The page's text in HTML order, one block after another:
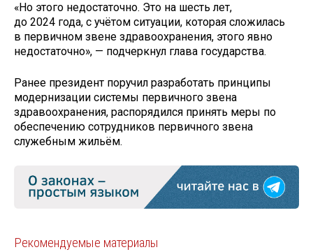
«Но этого недостаточно. Это на шесть лет,
до 2024 года, с учётом ситуации, которая сложилась
в первичном звене здравоохранения, этого явно
недостаточно», — подчеркнул глава государства.
Ранее президент поручил разработать принципы
модернизации системы первичного звена
здравоохранения, распорядился принять меры по
обеспечению сотрудников первичного звена
служебным жильём.
Рекомендуемые материалы